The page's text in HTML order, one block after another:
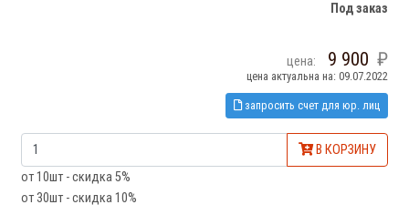
Под заказ
цена: 9 900
цена актуальна на: 09.07.2022
запросить счет для юр. лиц
В КОРЗИНУ
от 10шт - скидка 5%
от 30шт - скидка 10%